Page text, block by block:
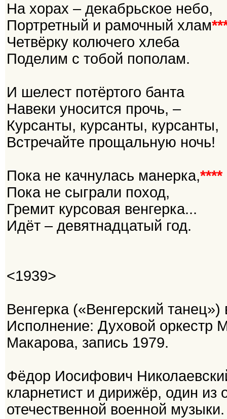
На хорах – декабрьское небо,
Портретный и рамочный хлам
Четвёрку колючего хлеба
Поделим с тобой пополам.
И шелест потёртого банта
Навеки уносится прочь, –
Курсанты, курсанты, курсанты,
Встречайте прощальную ночь!
Пока не качнулась манерка,****
Пока не сыграли поход,
Гремит курсовая венгерка...
Идёт – девятнадцатый год.
<1939>
Венгерка («Венгерский
Исполнение: Духовой
Макарова, запись 1979.
Фёдор Иосифович
кларнетист и дирижёр, один
отечественной военной